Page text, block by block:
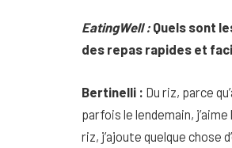
EatingWell : Quels sont
des repas rapides et
Bertinelli : Du riz, parce
parfois le lendemain,
riz, j’ajoute quelque chose